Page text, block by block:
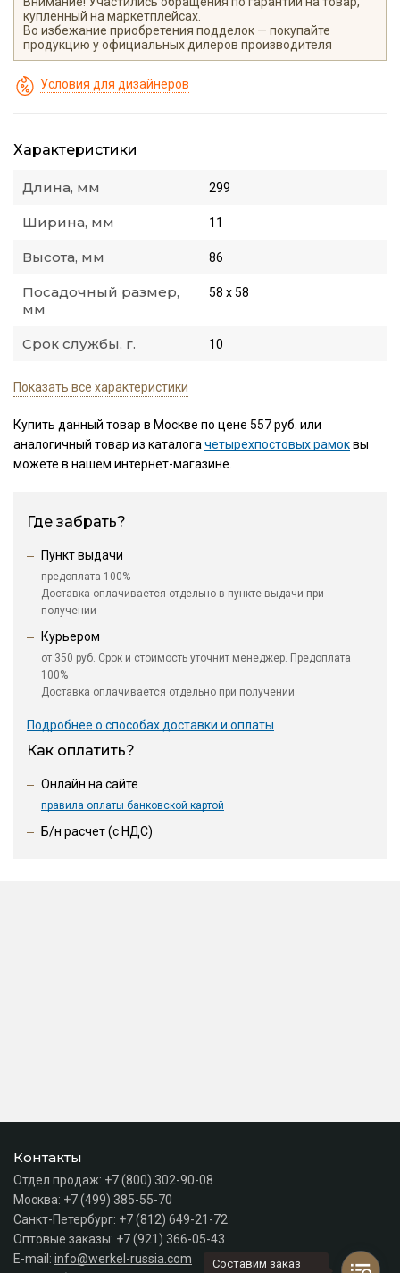
купленный на маркетплейсах.
Во избежание приобретения подделок — покупайте
продукцию у официальных дилеров производителя
Условия для дизайнеров
Характеристики
Длина, мм 299
Ширина, мм 11
Высота, мм 86
Посадочный размер,
мм
58 х 58
Срок службы, г. 10
Показать все характеристики
Купить данный товар в Москве по цене 557 руб. или
аналогичный товар из каталогачетырехпостовых рамоквы
можете в нашем интернет-магазине.
Где забрать?
Пункт выдачи
предоплата 100%
Доставка оплачивается отдельно в пункте выдачи при
получении
Курьером
от 350 руб. Срок и стоимость уточнит менеджер. Предоплата
100%
Доставка оплачивается отдельно при получении
Подробнее о способах доставки и оплаты
Как оплатить?
Онлайн на сайте
правила оплаты банковской картой
Б/н расчет (c НДС)
Контакты
Отдел продаж: +7 (800) 302-90-08
Москва: +7 (499) 385-55-70
Санкт-Петербург: +7 (812) 649-21-72
Оптовые заказы: +7 (921) 366-05-43
E-mail: info@werkel-russia.com
Составим заказ